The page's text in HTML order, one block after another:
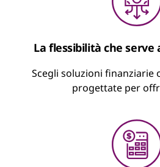
Sospendi il pagamento
Include lo smaltimento
Scopri di più su Lenovo
La flessibilità che serve
Scegli soluzioni finanziarie
progettate per